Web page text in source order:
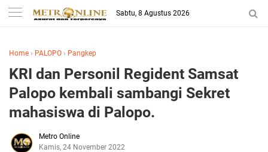
Sabtu, 8 Agustus 2026
Home › PALOPO › Pangkep
KRI dan Personil Regident Samsat
Palopo kembali sambangi Sekret
mahasiswa di Palopo.
Metro Online
Kamis, 24 November 2022